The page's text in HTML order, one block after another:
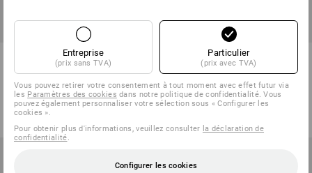
e.s. Visière de gravure sur
métal F39 Protos®
1 couleur
à p. de 52,68 €
(TTC) à p. de 10 Pièces
PRIX DU LOT -21%
KIT : Casque Protos +
STRAUSSbox 340 midi
5 couleurs
304,32 €239,88 €
Entreprise
(prix sans TVA)
Particulier
(prix avec TVA)
Vous pouvez retirer votre consentement à tout moment avec effet futur via
les Paramètres des cookies dans notre politique de confidentialité. Vous
pouvez également personnaliser votre sélection sous « Configurer les
cookies ».
Pour obtenir plus d'informations, veuillez consulter la déclaration de
confidentialité
Configurer les cookies